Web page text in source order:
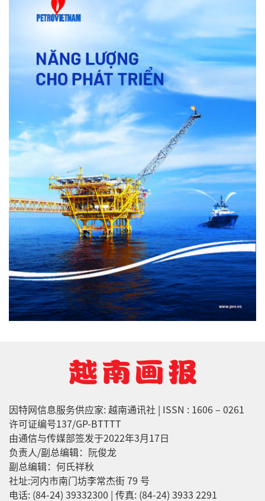
因特网信息服务供应家: 越南通讯社 | ISSN : 1606 – 0261
许可证编号137/GP-BTTTT
由通信与传媒部签发于2022年3月17日
负责人/副总编辑：阮俊龙
副总编辑：何氏祥秋
社址:河内市南门坊李常杰街 79 号
电话: (84-24) 39332300 | 传真: (84-24) 3933 2291